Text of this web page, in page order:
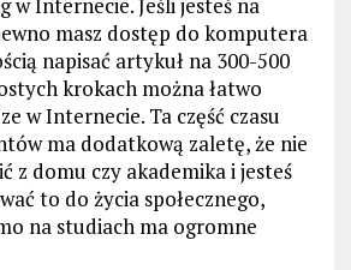
w Internecie. Jeśli jesteś na
masz dostęp do komputera
napisać artykuł na 300-500
krokach można łatwo
w Internecie. Ta część czasu
ma dodatkową zaletę, że nie
z domu czy akademika i jesteś
to do życia społecznego,
na studiach ma ogromne